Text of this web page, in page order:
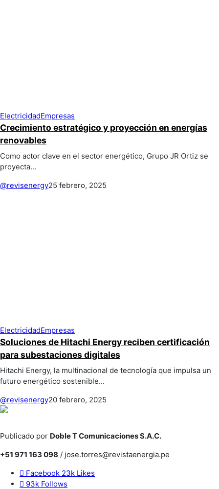
ElectricidadEmpresas
Crecimiento estratégico y proyección en energías
renovables
Como actor clave en el sector energético, Grupo JR Ortiz se
proyecta...
@revisenergy25 febrero, 2025
ElectricidadEmpresas
Soluciones de Hitachi Energy reciben certificación
para subestaciones digitales
Hitachi Energy, la multinacional de tecnología que impulsa un
futuro energético sostenible...
@revisenergy20 febrero, 2025
Publicado por Doble T Comunicaciones S.A.C.
+51 971 163 098 / jose.torres@revistaenergia.pe
Facebook 23k Likes
93k Follows